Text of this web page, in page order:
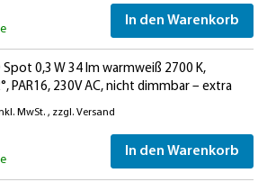
In den Warenkorb
Spot 0,3 W 34 lm warmweiß 2700 K,
PAR16, 230V AC, nicht dimmbar – extra
LED Leuchtmittel für Vitrine, Nische,
MwSt. , zzgl. Versand
In den Warenkorb